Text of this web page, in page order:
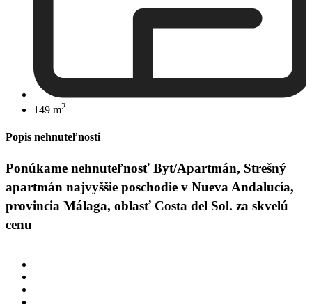
149 m2
Popis nehnuteľnosti
Ponúkame nehnuteľnosť Byt/Apartmán, Strešný
apartmán najvyššie poschodie v Nueva Andalucía,
provincia Málaga, oblasť Costa del Sol. za skvelú
cenu